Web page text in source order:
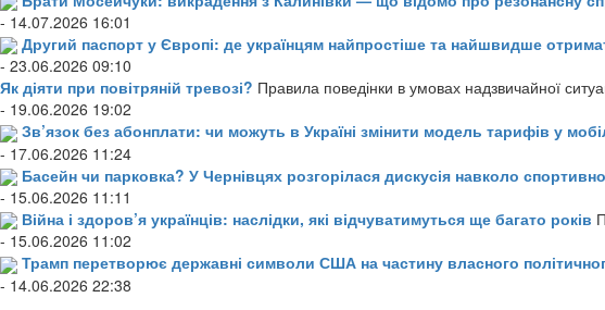
- 14.07.2026 16:01
Другий паспорт у Європі: де українцям найпростіше та найшвидше
- 23.06.2026 09:10
Як діяти при повітряній тревозі? Правила поведінки в умовах надзвичайної
- 19.06.2026 19:02
Зв’язок без абонплати: чи можуть в Україні змінити модель тарифів у
- 17.06.2026 11:24
Басейн чи парковка? У Чернівцях розгорілася дискусія навколо
- 15.06.2026 11:11
Війна і здоров’я українців: наслідки, які відчуватимуться ще багато років
- 15.06.2026 11:02
Трамп перетворює державні символи США на частину власного
- 14.06.2026 22:38